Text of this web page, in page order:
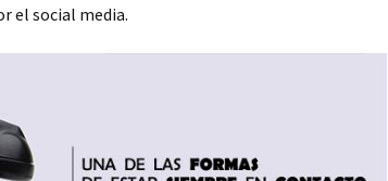
el social media.